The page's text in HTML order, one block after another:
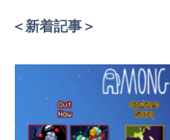
＜新着記事＞